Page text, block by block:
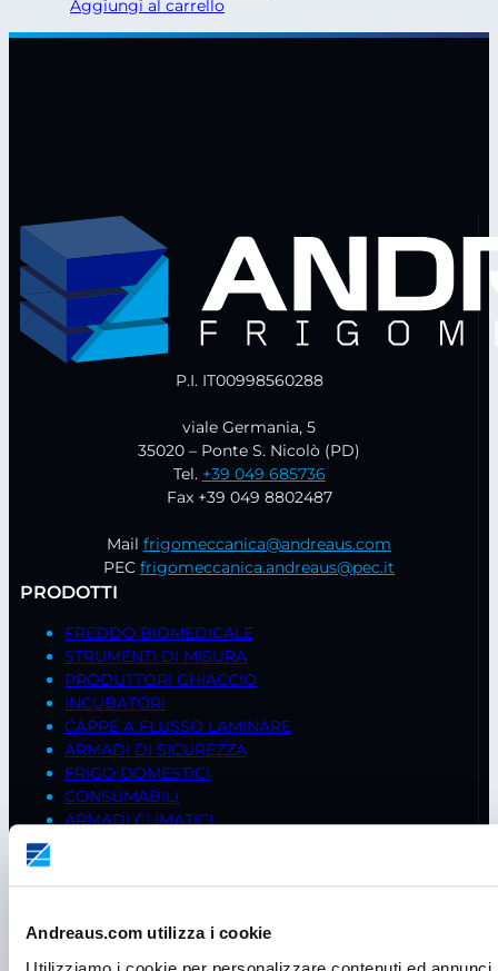
Andreaus.com utilizza i cookie
MEMMMERT
HPP1060eco
Aggiungi al carrello
P.I. IT00998560288
viale Germania, 5
35020 – Ponte S. Nicolò (PD)
Tel. +39 049 685736
Fax +39 049 8802487
Mail frigomeccanica@andreaus.com
PEC frigomeccanica.andreaus@pec.it
PRODOTTI
FREDDO BIOMEDICALE
STRUMENTI DI MISURA
PRODUTTORI GHIACCIO
INCUBATORI
CAPPE A FLUSSO LAMINARE
ARMADI DI SICUREZZA
FRIGO DOMESTICI
CONSUMABILI
ARMADI CLIMATICI
STUFE
PIPETTE
CAPPE CHIMICHE